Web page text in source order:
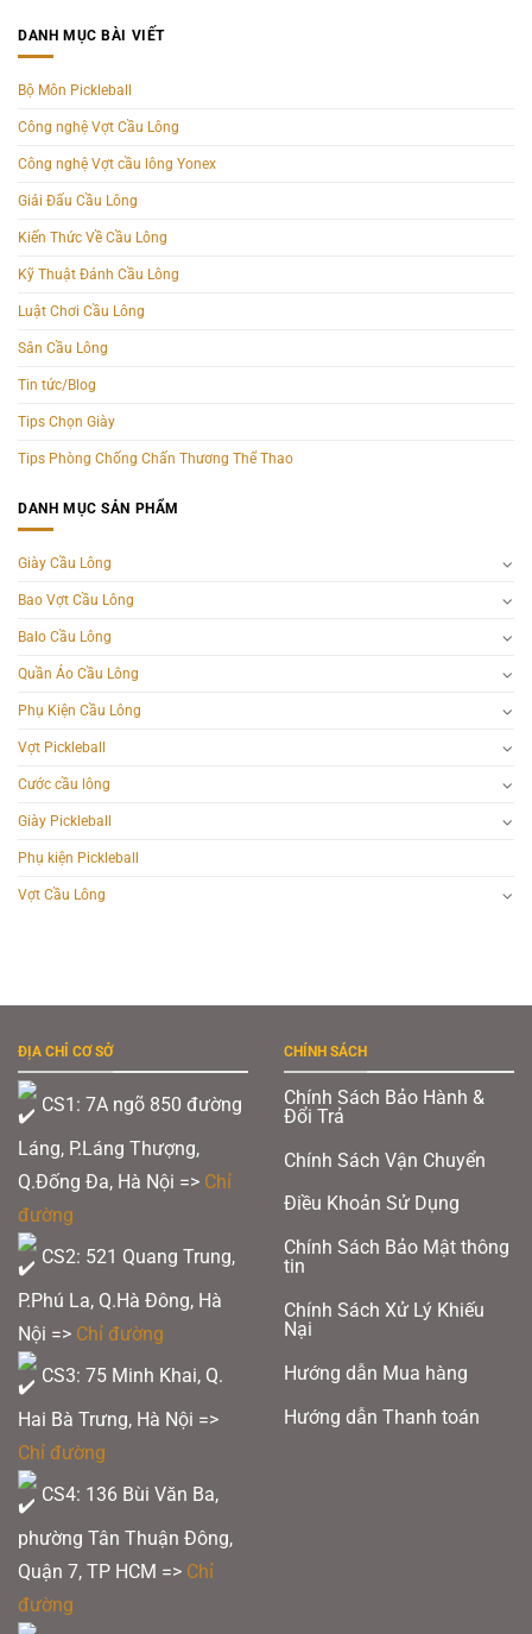
DANH MỤC BÀI VIẾT
Bộ Môn Pickleball
Công nghệ Vợt Cầu Lông
Công nghệ Vợt cầu lông Yonex
Giải Đấu Cầu Lông
Kiến Thức Về Cầu Lông
Kỹ Thuật Đánh Cầu Lông
Luật Chơi Cầu Lông
Sân Cầu Lông
Tin tức/Blog
Tips Chọn Giày
Tips Phòng Chống Chấn Thương Thể Thao
DANH MỤC SẢN PHẨM
Giày Cầu Lông
Bao Vợt Cầu Lông
Balo Cầu Lông
Quần Áo Cầu Lông
Phụ Kiện Cầu Lông
Vợt Pickleball
Cước cầu lông
Giày Pickleball
Phụ kiện Pickleball
Vợt Cầu Lông
ĐỊA CHỈ CƠ SỞ
CS1: 7A ngõ 850 đường
Láng, P.Láng Thượng,
Q.Đống Đa, Hà Nội => Chỉ
đường
CS2: 521 Quang Trung,
P.Phú La, Q.Hà Đông, Hà
Nội => Chỉ đường
CS3: 75 Minh Khai, Q.
Hai Bà Trưng, Hà Nội =>
Chỉ đường
CS4: 136 Bùi Văn Ba,
phường Tân Thuận Đông,
Quận 7, TP HCM => Chỉ
đường
CHÍNH SÁCH
Chính Sách Bảo Hành &
Đổi Trả
Chính Sách Vận Chuyển
Điều Khoản Sử Dụng
Chính Sách Bảo Mật thông
tin
Chính Sách Xử Lý Khiếu
Nại
Hướng dẫn Mua hàng
Hướng dẫn Thanh toán